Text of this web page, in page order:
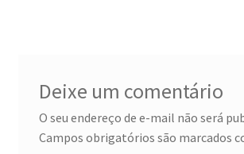
Deixe um comentário
O seu endereço de e-mail não será
Campos obrigatórios são marcados